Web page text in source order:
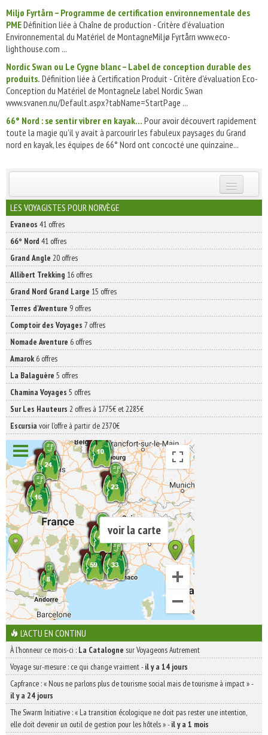
Miljø Fyrtårn – Programme de certification environnementale des
PMEDéfinition liée à Chaîne de production - Critère d'évaluation
Environnemental du Matériel de MontagneMiljø Fyrtårn www.eco-
lighthouse.com ...
Nordic Swan ou Le Cygne blanc – Label de conception durable des
produits. Définition liée à Certification Produit - Critère d'évaluation Eco-
Conception du Matériel de MontagneLe label Nordic Swan
www.svanen.nu/Default.aspx?tabName=StartPage ...
66° Nord : se sentir vibrer en kayak… Pour avoir découvert rapidement
toute la magie qu’il y avait à parcourir les fabuleux paysages du Grand
nord en kayak, les équipes de 66° Nord ont concocté une quinzaine...
INSCRIVEZ-VOUS | ABONNEZ-VOUS
LES VOYAGISTES POUR NORVÈGE
Evaneos 41 offres
66° Nord 41 offres
Grand Angle 20 offres
Allibert Trekking 16 offres
Grand Nord Grand Large 15 offres
Terres d'Aventure 9 offres
Comptoir des Voyages 7 offres
Nomade Aventure 6 offres
Amarok 6 offres
La Balaguère 5 offres
Chamina Voyages 5 offres
Sur Les Hauteurs 2 offres à 1775€ et 2285€
Escursia voir l'offre à partir de 2370€
voir la carte
L'ACTU EN CONTINU
À l'honneur ce mois-ci : La Catalogne sur Voyageons Autrement
Voyage sur-mesure : ce qui change vraiment-il y a 14 jours
Capfrance : « Nous ne parlons plus de tourisme social mais de tourisme à impact »-
il y a 24 jours
The Swarm Initiative : « La transition écologique ne doit pas rester une intention,
elle doit devenir un outil de gestion pour les hôtels »-il y a 1 mois